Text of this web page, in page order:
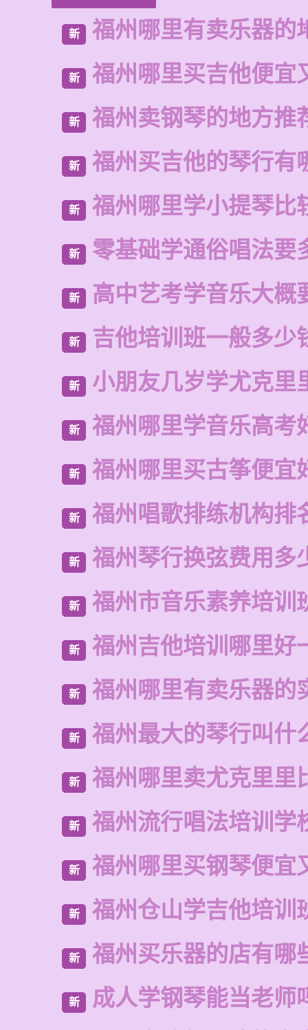
新 福州哪里有卖乐器的
新 福州哪里买吉他便宜
新 福州卖钢琴的地方推
新 福州买吉他的琴行有
新 福州哪里学小提琴比
新 零基础学通俗唱法要
新 高中艺考学音乐大概
新 吉他培训班一般多少
新 小朋友几岁学尤克里
新 福州哪里学音乐高考
新 福州哪里买古筝便宜
新 福州唱歌排练机构排
新 福州琴行换弦费用多
新 福州市音乐素养培训
新 福州吉他培训哪里好
新 福州哪里有卖乐器的
新 福州最大的琴行叫什
新 福州哪里卖尤克里里
新 福州流行唱法培训学
新 福州哪里买钢琴便宜
新 福州仓山学吉他培训
新 福州买乐器的店有哪
新 成人学钢琴能当老师